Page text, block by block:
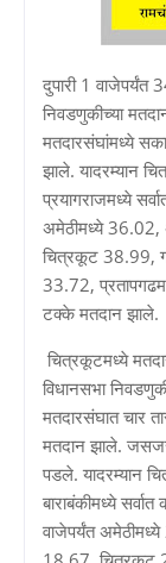
दुपारी 1
निवडणुकीच्या
मतदारसंघांमध्ये
झाले. यादरम्यान
प्रयागराजमध्ये
अमेठीमध्ये 36.02,
चित्रकूट 38.99,
33.72,
टक्के मतदान झाले.
चित्रकूटमध्ये
विधानसभा
मतदारसंघात चार
मतदान झाले.
पडले. यादरम्यान
बाराबंकीमध्ये
वाजेपर्यंत